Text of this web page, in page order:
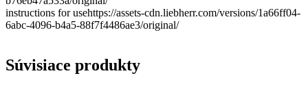
instructions for usehttps://assets-cdn.liebherr.com/versions/1a66ff04-
6abc-4096-b4a5-88f7f4486ae3/original/
Súvisiace produkty